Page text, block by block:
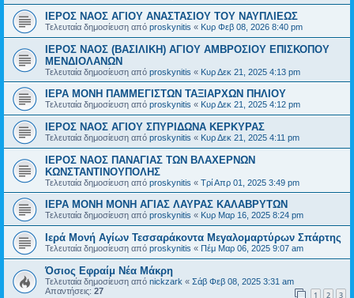
ΙΕΡΟΣ ΝΑΟΣ ΑΓΙΟΥ ΑΝΑΣΤΑΣΙΟΥ ΤΟΥ ΝΑΥΠΛΙΕΩΣ
Τελευταία δημοσίευση από proskynitis « Κυρ Φεβ 08, 2026 8:40 pm
ΙΕΡΟΣ ΝΑΟΣ (ΒΑΣΙΛΙΚΗ) ΑΓΙΟΥ ΑΜΒΡΟΣΙΟΥ ΕΠΙΣΚΟΠΟΥ
ΜΕΝΔΙΟΛΑΝΩΝ
Τελευταία δημοσίευση από proskynitis « Κυρ Δεκ 21, 2025 4:13 pm
ΙΕΡΑ ΜΟΝΗ ΠΑΜΜΕΓΙΣΤΩΝ ΤΑΞΙΑΡΧΩΝ ΠΗΛΙΟΥ
Τελευταία δημοσίευση από proskynitis « Κυρ Δεκ 21, 2025 4:12 pm
ΙΕΡΟΣ ΝΑΟΣ ΑΓΙΟΥ ΣΠΥΡΙΔΩΝΑ ΚΕΡΚΥΡΑΣ
Τελευταία δημοσίευση από proskynitis « Κυρ Δεκ 21, 2025 4:11 pm
ΙΕΡΟΣ ΝΑΟΣ ΠΑΝΑΓΙΑΣ ΤΩΝ ΒΛΑΧΕΡΝΩΝ
ΚΩΝΣΤΑΝΤΙΝΟΥΠΟΛΗΣ
Τελευταία δημοσίευση από proskynitis « Τρί Απρ 01, 2025 3:49 pm
ΙΕΡΑ ΜΟΝΗ ΜΟΝΗ ΑΓΙΑΣ ΛΑΥΡΑΣ ΚΑΛΑΒΡΥΤΩΝ
Τελευταία δημοσίευση από proskynitis « Κυρ Μαρ 16, 2025 8:24 pm
Ιερά Μονή Αγίων Τεσσαράκοντα Μεγαλομαρτύρων Σπάρτης
Τελευταία δημοσίευση από proskynitis « Πέμ Μαρ 06, 2025 9:07 am
Όσιος Εφραίμ Νέα Μάκρη
Τελευταία δημοσίευση από nickzark « Σάβ Φεβ 08, 2025 3:31 am
Απαντήσεις: 27 1 2 3